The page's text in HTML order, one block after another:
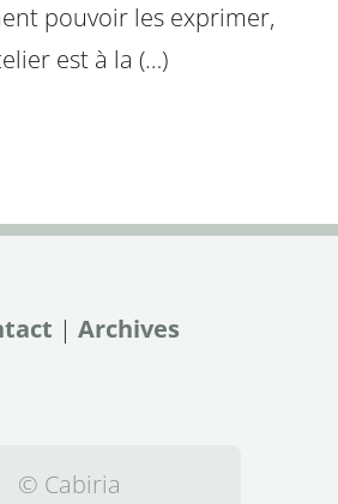
pouvoir les exprimer,
est à la (…)
| Archives
© Cabiria